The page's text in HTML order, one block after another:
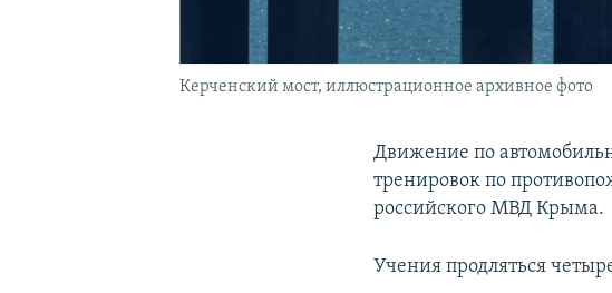
Керченский мост, иллюстрационное архивное фото
Движение по
тренировок по
российского МВД Крыма.
Учения продляться